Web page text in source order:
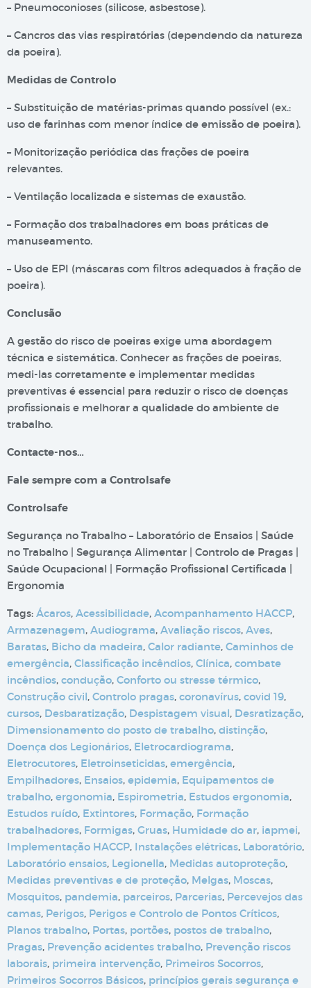
– Pneumoconioses (silicose, asbestose).
– Cancros das vias respiratórias (dependendo da natureza
da poeira).
Medidas de Controlo
– Substituição de matérias-primas quando possível (ex.:
uso de farinhas com menor índice de emissão de poeira).
– Monitorização periódica das frações de poeira
relevantes.
– Ventilação localizada e sistemas de exaustão.
– Formação dos trabalhadores em boas práticas de
manuseamento.
– Uso de EPI (máscaras com filtros adequados à fração de
poeira).
Conclusão
A gestão do risco de poeiras exige uma abordagem
técnica e sistemática. Conhecer as frações de poeiras,
medi-las corretamente e implementar medidas
preventivas é essencial para reduzir o risco de doenças
profissionais e melhorar a qualidade do ambiente de
trabalho.
Contacte-nos…
Fale sempre com a Controlsafe
Controlsafe
Segurança no Trabalho – Laboratório de Ensaios | Saúde
no Trabalho | Segurança Alimentar | Controlo de Pragas |
Saúde Ocupacional | Formação Profissional Certificada |
Ergonomia
Tags: Ácaros, Acessibilidade, Acompanhamento HACCP,
Armazenagem, Audiograma, Avaliação riscos, Aves,
Baratas, Bicho da madeira, Calor radiante, Caminhos de
emergência, Classificação incêndios, Clínica, combate
incêndios, condução, Conforto ou stresse térmico,
Construção civil, Controlo pragas, coronavírus, covid 19,
cursos, Desbaratização, Despistagem visual, Desratização,
Dimensionamento do posto de trabalho, distinção,
Doença dos Legionários, Eletrocardiograma,
Eletrocutores, Eletroinseticidas, emergência,
Empilhadores, Ensaios, epidemia, Equipamentos de
trabalho, ergonomia, Espirometria, Estudos ergonomia,
Estudos ruído, Extintores, Formação, Formação
trabalhadores, Formigas, Gruas, Humidade do ar, iapmei,
Implementação HACCP, Instalações elétricas, Laboratório,
Laboratório ensaios, Legionella, Medidas autoproteção,
Medidas preventivas e de proteção, Melgas, Moscas,
Mosquitos, pandemia, parceiros, Parcerias, Percevejos das
camas, Perigos, Perigos e Controlo de Pontos Críticos,
Planos trabalho, Portas, portões, postos de trabalho,
Pragas, Prevenção acidentes trabalho, Prevenção riscos
laborais, primeira intervenção, Primeiros Socorros,
Primeiros Socorros Básicos, princípios gerais segurança e